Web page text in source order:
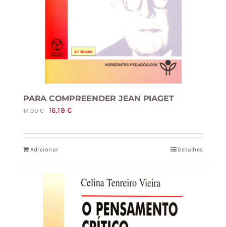
PARA COMPREENDER JEAN PIAGET
17,99€
O
original
era:
16,19€O
atual
Adicionar Detalhes